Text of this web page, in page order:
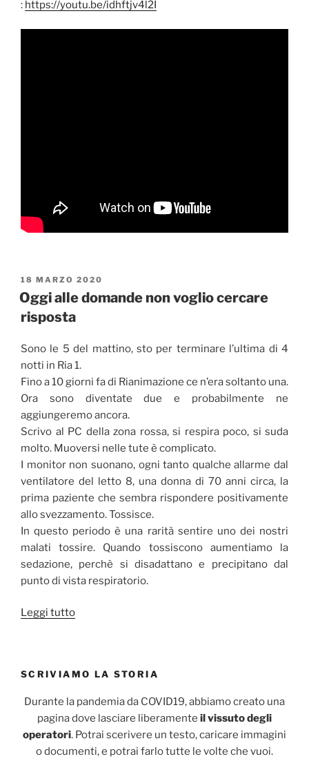
: https://youtu.be/idhftjv4l2I
PUBBLICATO
IL
18 MARZO 2020
Oggi alle domande non voglio cercare
risposta
Sono le 5 del mattino, sto per terminare l’ultima di 4
notti in Ria 1.
Fino a 10 giorni fa di Rianimazione ce n’era soltanto una.
Ora sono diventate due e probabilmente ne
aggiungeremo ancora.
Scrivo al PC della zona rossa, si respira poco, si suda
molto. Muoversi nelle tute è complicato.
I monitor non suonano, ogni tanto qualche allarme dal
ventilatore del letto 8, una donna di 70 anni circa, la
prima paziente che sembra rispondere positivamente
allo svezzamento. Tossisce.
In questo periodo è una rarità sentire uno dei nostri
malati tossire. Quando tossiscono aumentiamo la
sedazione, perchè si disadattano e precipitano dal
punto di vista respiratorio.
Leggi tutto“Oggi
voglio
cercare
risposta”
SCRIVIAMO LA STORIA
Durante la pandemia da COVID19, abbiamo creato una
pagina dove lasciare liberamente il vissuto degli
operatori. Potrai scerivere un testo, caricare immagini
o documenti, e potrai farlo tutte le volte che vuoi.